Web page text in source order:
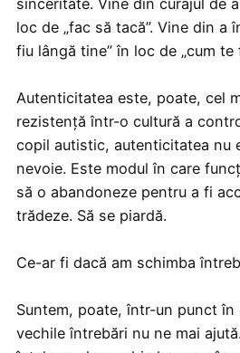
loc de „fac să tacă”. Vine din a
fiu lângă tine” în loc de „cum te
Autenticitatea este, poate, cel
rezistență într-o cultură a
copil autistic, autenticitatea nu
nevoie. Este modul în care
să o abandoneze pentru a fi
trădeze. Să se piardă.
Ce-ar fi dacă am schimba
Suntem, poate, într-un punct
vechile întrebări nu ne mai